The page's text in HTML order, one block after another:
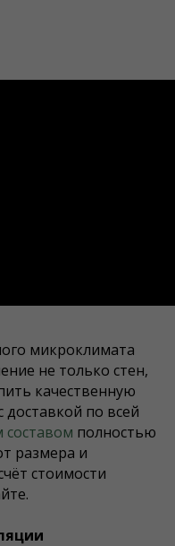
микроклимата
не только стен,
качественную
по всей
составом полностью
размера и
стоимости